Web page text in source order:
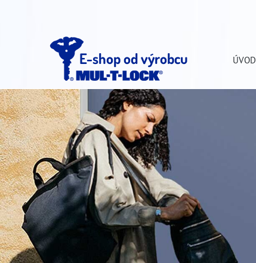
E-shop od výrobcu ÚVOD